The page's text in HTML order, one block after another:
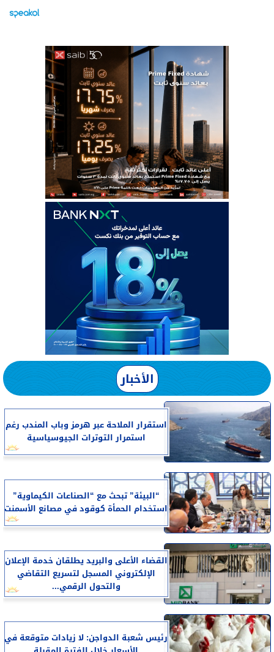
الأخبار
استقرار الملاحة عبر هرمز وباب المندب رغم
استمرار التوترات الجيوسياسية
“البيئة” تبحث مع “الصناعات الكيماوية”
استخدام الحمأة كوقود في مصانع الأسمنت
القضاء الأعلى والبريد يطلقان خدمة الإعلان
الإلكتروني المسجل لتسريع التقاضي
والتحول الرقمي...
رئيس شعبة الدواجن: لا زيادات متوقعة في